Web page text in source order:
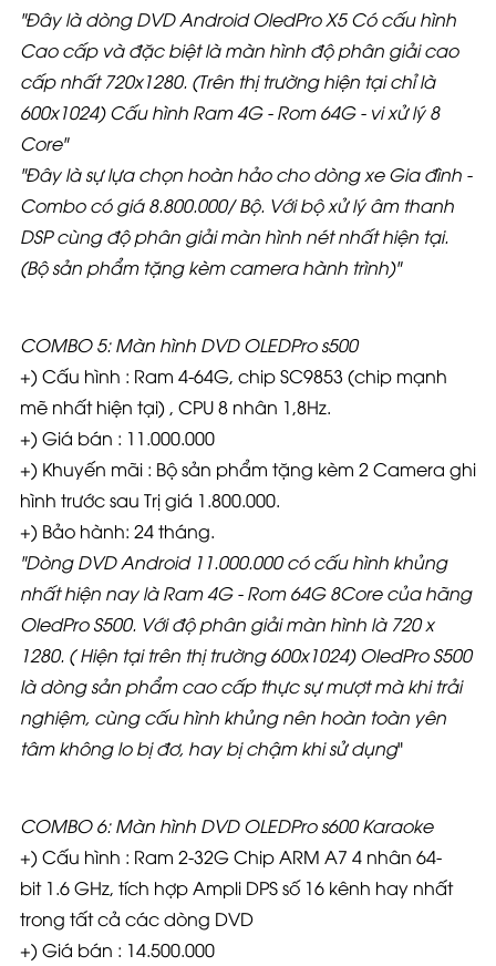
"Đây là dòng DVD Android OledPro X5 Có cấu hình
Cao cấp và đặc biệt là màn hình độ phân giải cao
cấp nhất 720x1280. (Trên thị trường hiện tại chỉ là
600x1024) Cấu hình Ram 4G - Rom 64G - vi xử lý 8
Core"
"Đây là sự lựa chọn hoàn hảo cho dòng xe Gia đình -
Combo có giá 8.800.000/ Bộ. Với bộ xử lý âm thanh
DSP cùng độ phân giải màn hình nét nhất hiện tại.
(Bộ sản phẩm tặng kèm camera hành trình)"
COMBO 5: Màn hình DVD OLEDPro s500
+) Cấu hình : Ram 4-64G, chip SC9853 (chip mạnh
mẽ nhất hiện tại) , CPU 8 nhân 1,8Hz.
+) Giá bán : 11.000.000
+) Khuyến mãi : Bộ sản phẩm tặng kèm 2 Camera ghi
hình trước sau Trị giá 1.800.000.
+) Bảo hành: 24 tháng.
"Dòng DVD Android 11.000.000 có cấu hình khủng
nhất hiện nay là Ram 4G - Rom 64G 8Core của hãng
OledPro S500. Với độ phân giải màn hình là 720 x
1280. ( Hiện tại trên thị trường 600x1024) OledPro S500
là dòng sản phẩm cao cấp thực sự mượt mà khi trải
nghiệm, cùng cấu hình khủng nên hoàn toàn yên
tâm không lo bị đơ, hay bị chậm khi sử dụng"
COMBO 6: Màn hình DVD OLEDPro s600 Karaoke
+) Cấu hình : Ram 2-32G Chip ARM A7 4 nhân 64-
bit 1.6 GHz, tích hợp Ampli DPS số 16 kênh hay nhất
trong tất cả các dòng DVD
+) Giá bán : 14.500.000